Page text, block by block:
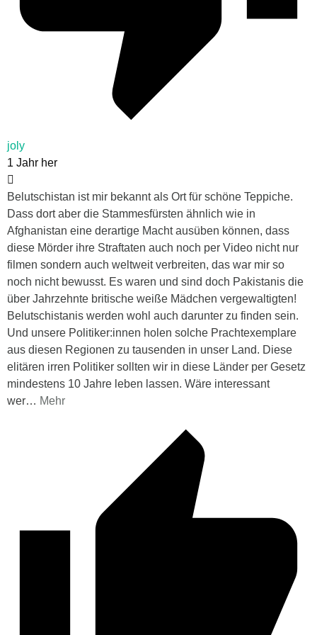
joly
1 Jahr her
Belutschistan ist mir bekannt als Ort für schöne Teppiche.
Dass dort aber die Stammesfürsten ähnlich wie in
Afghanistan eine derartige Macht ausüben können, dass
diese Mörder ihre Straftaten auch noch per Video nicht nur
filmen sondern auch weltweit verbreiten, das war mir so
noch nicht bewusst. Es waren und sind doch Pakistanis die
über Jahrzehnte britische weiße Mädchen vergewaltigten!
Belutschistanis werden wohl auch darunter zu finden sein.
Und unsere Politiker:innen holen solche Prachtexemplare
aus diesen Regionen zu tausenden in unser Land. Diese
elitären irren Politiker sollten wir in diese Länder per Gesetz
mindestens 10 Jahre leben lassen. Wäre interessant
wer… Mehr